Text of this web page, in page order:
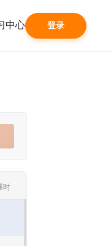
中心 登录
时